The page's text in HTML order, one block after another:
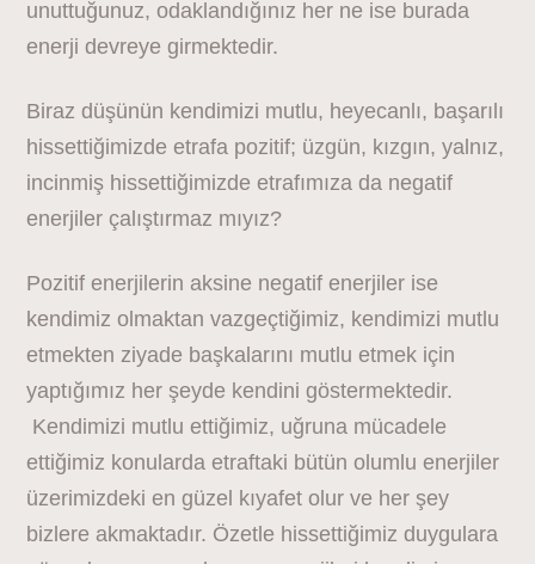
unuttuğunuz, odaklandığınız her ne ise burada
enerji devreye girmektedir.
Biraz düşünün kendimizi mutlu, heyecanlı, başarılı
hissettiğimizde etrafa pozitif; üzgün, kızgın, yalnız,
incinmiş hissettiğimizde etrafımıza da negatif
enerjiler çalıştırmaz mıyız?
Pozitif enerjilerin aksine negatif enerjiler ise
kendimiz olmaktan vazgeçtiğimiz, kendimizi mutlu
etmekten ziyade başkalarını mutlu etmek için
yaptığımız her şeyde kendini göstermektedir.
Kendimizi mutlu ettiğimiz, uğruna mücadele
ettiğimiz konularda etraftaki bütün olumlu enerjiler
üzerimizdeki en güzel kıyafet olur ve her şey
bizlere akmaktadır. Özetle hissettiğimiz duygulara